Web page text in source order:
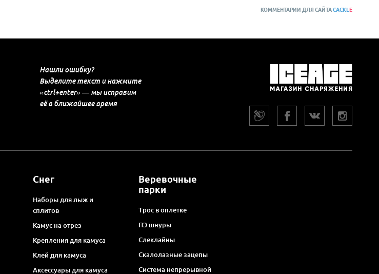
КОММЕНТАРИИ ДЛЯ САЙТАCACKL E
Нашли ошибку?
Выделите текст и нажмите
«ctrl+enter» — мы исправим
её в ближайшее время
Снег
Наборы для лыж и
сплитов
Камус на отрез
Крепления для камуса
Клей для камуса
Аксессуары для камуса
Веревочные
парки
Трос в оплетке
ПЭ шнуры
Слеклайны
Скалолазные зацепы
Система непрерывной